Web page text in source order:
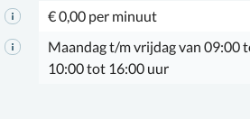
€ 0,00 per minuut
Maandag t/m vrijdag van 09:00
10:00 tot 16:00 uur